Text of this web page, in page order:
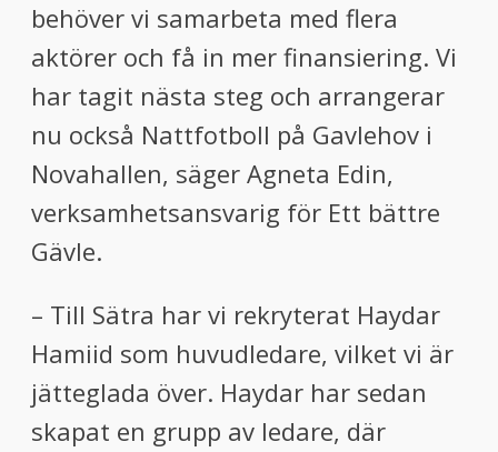
behöver vi samarbeta med flera
aktörer och få in mer finansiering. Vi
har tagit nästa steg och arrangerar
nu också Nattfotboll på Gavlehov i
Novahallen, säger Agneta Edin,
verksamhetsansvarig för Ett bättre
Gävle.
– Till Sätra har vi rekryterat Haydar
Hamiid som huvudledare, vilket vi är
jätteglada över. Haydar har sedan
skapat en grupp av ledare, där